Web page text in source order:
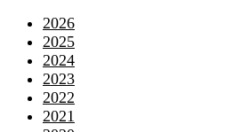
2026
2025
2024
2023
2022
2021